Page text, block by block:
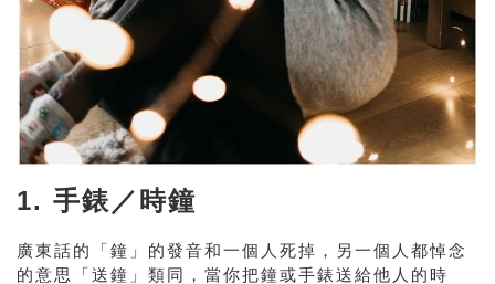
1. 手錶／時鐘
廣東話的「鐘」的發音和一個人死掉，另一個人都悼念
的意思「送鐘」類同，當你把鐘或手錶送給他人的時